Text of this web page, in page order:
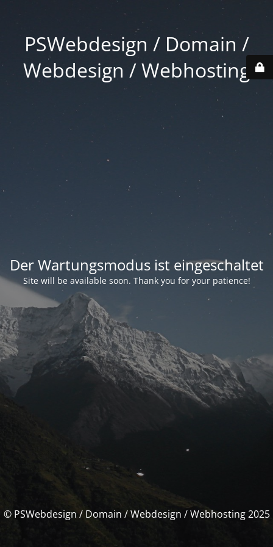
PSWebdesign / Domain /
Webdesign / Webhosting
Der Wartungsmodus ist eingeschaltet
Site will be available soon. Thank you for your patience!
© PSWebdesign / Domain / Webdesign / Webhosting 2025